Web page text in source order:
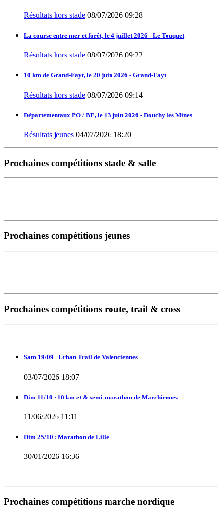
Résultats hors stade 08/07/2026 09:28
La course entre mer et forêt, le 4 juillet 2026 - Le Touquet
Résultats hors stade 08/07/2026 09:22
10 km de Grand-Fayt, le 20 juin 2026 - Grand-Fayt
Résultats hors stade 08/07/2026 09:14
Départementaux PO / BE, le 13 juin 2026 - Douchy les Mines
Résultats jeunes 04/07/2026 18:20
Prochaines compétitions stade & salle
Prochaines compétitions jeunes
Prochaines compétitions route, trail & cross
Sam 19/09 : Urban Trail de Valenciennes
03/07/2026 18:07
Dim 11/10 : 10 km et & semi-marathon de Marchiennes
11/06/2026 11:11
Dim 25/10 : Marathon de Lille
30/01/2026 16:36
Prochaines compétitions marche nordique